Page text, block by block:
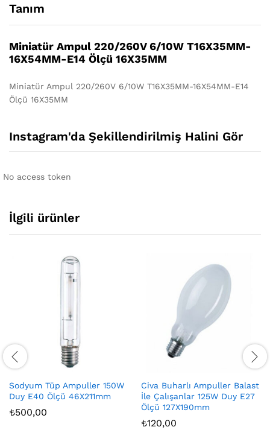
Tanım
Miniatür Ampul 220/260V 6/10W T16X35MM-
16X54MM-E14 Ölçü 16X35MM
Miniatür Ampul 220/260V 6/10W T16X35MM-16X54MM-E14
Ölçü 16X35MM
Instagram'da Şekillendirilmiş Halini Gör
No access token
İlgili ürünler
Sodyum Tüp Ampuller 150W
Duy E40 Ölçü 46X211mm
₺500,00
Civa Buharlı Ampuller Balast
İle Çalışanlar 125W Duy E27
Ölçü 127X190mm
₺120,00